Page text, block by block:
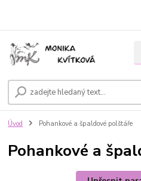
Úvod Pohankové a špaldové polštáře
Pohankové a